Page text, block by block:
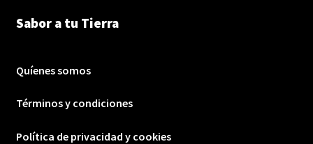
Sabor a tu Tierra
Quíenes somos
Términos y condiciones
Política de privacidad y cookies